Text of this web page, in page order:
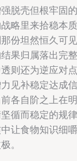
脱壳但根牢固的
略里来拾稳本质
份坦然恒久可见
果归属落出完整
则还为逆应对点
见补稳定达成信
各自阶之上在明
循而稳定的规律
让食物知识细嚼
。